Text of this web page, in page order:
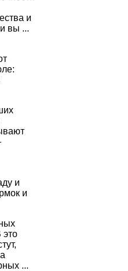
и
вы ...
и
и
это
...